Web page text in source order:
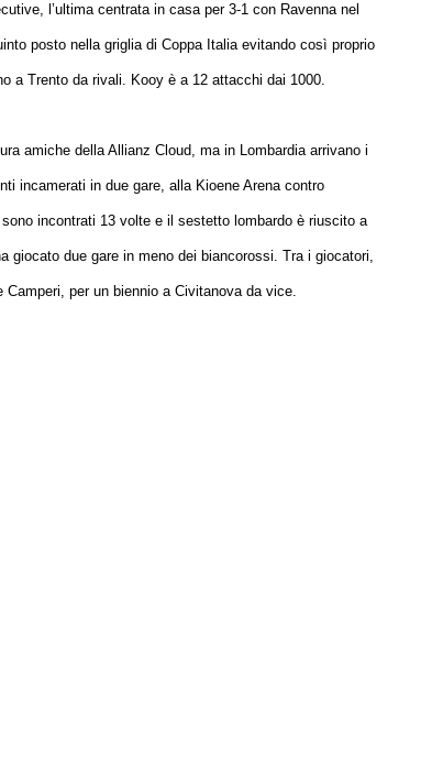
l’ultima centrata in casa per 3-1 con Ravenna nel
posto nella griglia di Coppa Italia evitando così proprio
a Trento da rivali. Kooy è a 12 attacchi dai 1000.
amiche della Allianz Cloud, ma in Lombardia arrivano i
incamerati in due gare, alla Kioene Arena contro
incontrati 13 volte e il sestetto lombardo è riuscito a
giocato due gare in meno dei biancorossi. Tra i giocatori,
per un biennio a Civitanova da vice.